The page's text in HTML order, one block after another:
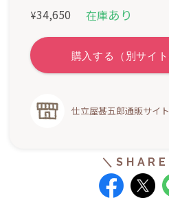
¥34,650 在庫あり
仕立屋甚五郎通販サイト